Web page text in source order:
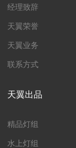
经理致辞
天翼荣誉
天翼业务
联系方式
天翼出品
精品灯组
水上灯组